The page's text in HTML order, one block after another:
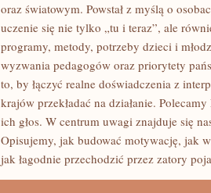
oraz światowym. Powstał z myślą o
uczenie się nie tylko „tu i teraz”, ale
programy, metody, potrzeby dzieci i
wyzwania pedagogów oraz priorytety
to, by łączyć realne doświadczenia z
krajów przekładać na działanie.
ich głos. W centrum uwagi znajduje się
Opisujemy, jak budować motywację, jak
jak łagodnie przechodzić przez zatory